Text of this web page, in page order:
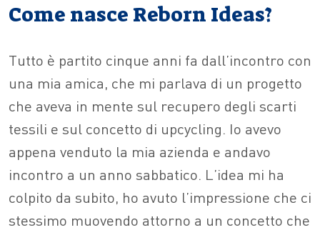
Come nasce Reborn Ideas?
Tutto è partito cinque anni fa dall’incontro con
una mia amica, che mi parlava di un progetto
che aveva in mente sul recupero degli scarti
tessili e sul concetto di upcycling. Io avevo
appena venduto la mia azienda e andavo
incontro a un anno sabbatico. L’idea mi ha
colpito da subito, ho avuto l’impressione che ci
stessimo muovendo attorno a un concetto che